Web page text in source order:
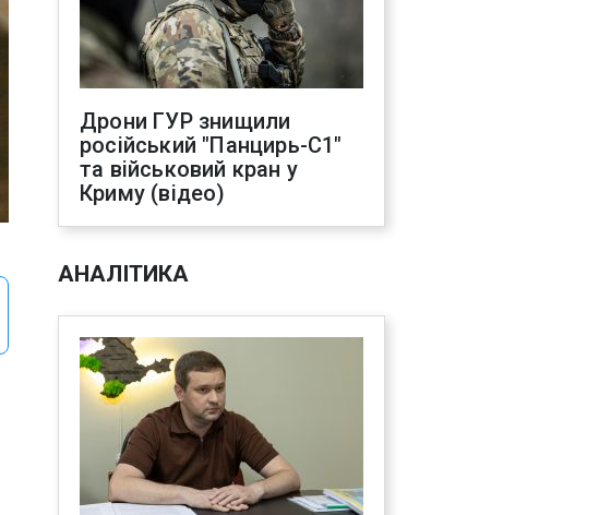
Дрони ГУР знищили
російський "Панцирь-С1"
та військовий кран у
Криму (відео)
АНАЛІТИКА